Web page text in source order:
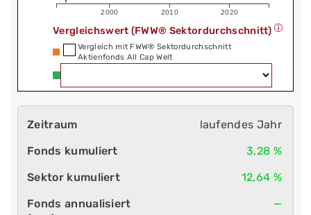
2000 2010 2020
Vergleichswert (FWW® Sektordurchschnitt)
Vergleich mit FWW® Sektordurchschnitt
Aktienfonds All Cap Welt
laufendes Jahr
3,28 %
12,64 %
—